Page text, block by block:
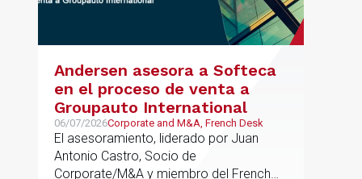
Andersen asesora a Softeca
en el proceso de venta a
Groupauto International
06/07/2026Corporate and M&A, French Desk
El asesoramiento, liderado por Juan
Antonio Castro, Socio de
Corporate/M&A y miembro del French